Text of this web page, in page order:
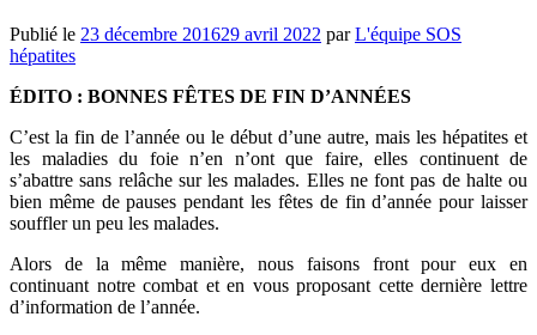
Publié le 23 décembre 201629 avril 2022 parL'équipe SOS
hépatites
ÉDITO : BONNES FÊTES DE FIN D’ANNÉES
C’est la fin de l’année ou le début d’une autre, mais les hépatites et
les maladies du foie n’en n’ont que faire, elles continuent de
s’abattre sans relâche sur les malades. Elles ne font pas de halte ou
bien même de pauses pendant les fêtes de fin d’année pour laisser
souffler un peu les malades.
Alors de la même manière, nous faisons front pour eux en
continuant notre combat et en vous proposant cette dernière lettre
d’information de l’année.